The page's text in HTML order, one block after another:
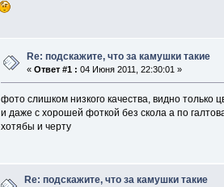
Re: подскажите, что за камушки такие
«Ответ #1 : 04 Июня 2011, 22:30:01 »
фото слишком низкого качества, видно
и даже с хорошей фоткой без скола а по
хотябы и черту
Re: подскажите, что за камушки такие